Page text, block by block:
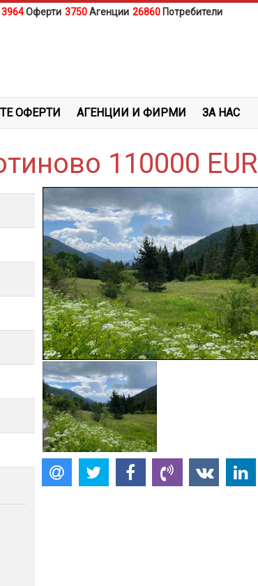
Оферти 3750Агенции 26860 Потребители
ОФЕРТИ АГЕНЦИИ И ФИРМИ ЗА НАС
110000 EUR